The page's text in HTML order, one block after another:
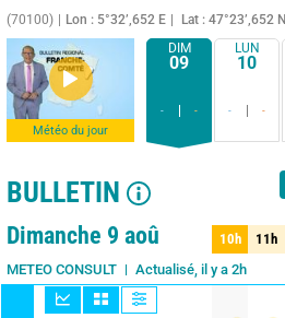
(70100) Lon : 5°32’,652 E Lat : 47°23’,652 N
Météo du jour
DIM
09
- -
LUN
10
- -
BULLETIN
Live 1 jour 3 jours 15 jours
Dimanche 9 aoû
METEO CONSULT Actualisé, il y a 2h
10h 11h
10h 11h